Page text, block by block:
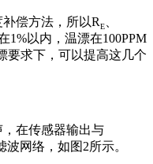
偿方法，所以RE
1%以内，温漂在100PPM
要求下，可以提高这几个
在传感器输出与
波网络，如图2所示。